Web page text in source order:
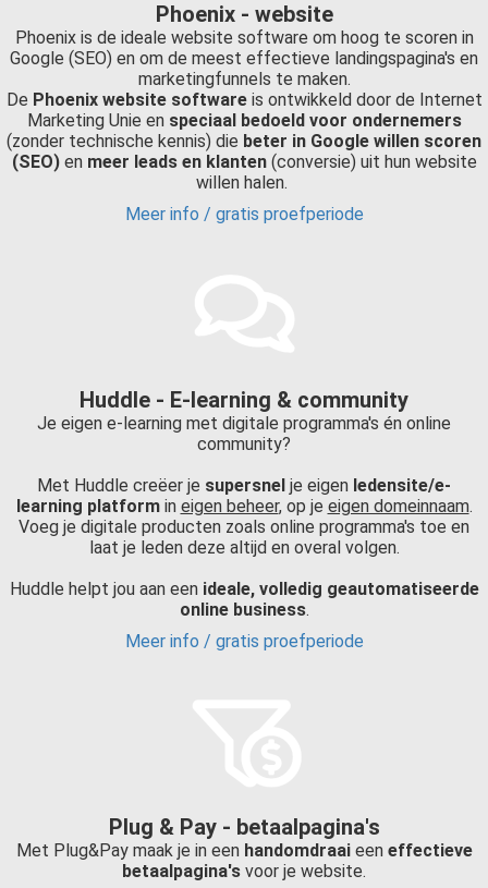
Phoenix - website
Phoenix is de ideale website software om hoog te scoren in
Google (SEO) en om de meest effectieve landingspagina's en
marketingfunnels te maken.
De Phoenix website softwareis ontwikkeld door de Internet
Marketing Unie en speciaal bedoeld voor ondernemers
(zonder technische kennis) die beter in Google willen scoren
(SEO)en meer leads en klanten(conversie) uit hun website
willen halen.
Meer info / gratis proefperiode
Huddle - E-learning & community
Je eigen e-learning met digitale programma's én online
community?
Met Huddle creëer je supersnel je eigen ledensite/e-
learning platformin eigen beheer, op je eigen domeinnaam.
Voeg je digitale producten zoals online programma's toe en
laat je leden deze altijd en overal volgen.
Huddle helpt jou aan eenideale, volledig geautomatiseerde
online business.
Meer info / gratis proefperiode
Plug & Pay - betaalpagina's
Met Plug&Pay maak je in een handomdraai eeneffectieve
betaalpagina's voor je website.